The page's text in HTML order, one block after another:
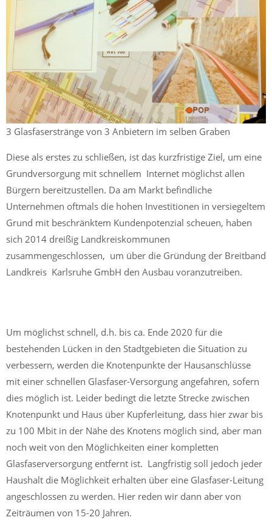
3 Glasfaserstränge von 3 Anbietern im selben Graben
Diese als erstes zu schließen, ist das kurzfristige Ziel, um eine
Grundversorgung mit schnellem Internet möglichst allen
Bürgern bereitzustellen. Da am Markt befindliche
Unternehmen oftmals die hohen Investitionen in versiegeltem
Grund mit beschränktem Kundenpotenzial scheuen, haben
sich 2014 dreißig Landkreiskommunen
zusammengeschlossen, um über die Gründung der Breitband
Landkreis Karlsruhe GmbH den Ausbau voranzutreiben.
Um möglichst schnell, d.h. bis ca. Ende 2020 für die
bestehenden Lücken in den Stadtgebieten die Situation zu
verbessern, werden die Knotenpunkte der Hausanschlüsse
mit einer schnellen Glasfaser-Versorgung angefahren, sofern
dies möglich ist. Leider bedingt die letzte Strecke zwischen
Knotenpunkt und Haus über Kupferleitung, dass hier zwar bis
zu 100 Mbit in der Nähe des Knotens möglich sind, aber man
noch weit von den Möglichkeiten einer kompletten
Glasfaserversorgung entfernt ist. Langfristig soll jedoch jeder
Haushalt die Möglichkeit erhalten über eine Glasfaser-Leitung
angeschlossen zu werden. Hier reden wir dann aber von
Zeiträumen von 15-20 Jahren.